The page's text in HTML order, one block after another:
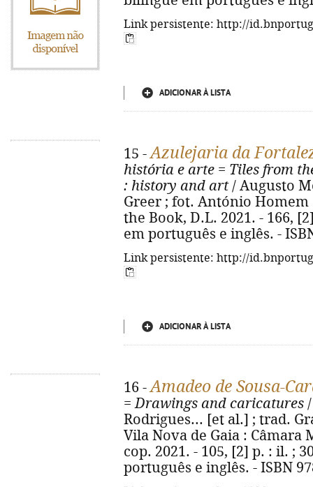
Link persistente: http://
ADICIONAR À LISTA
15 -Azulejaria da
história e arte = Tiles from
: history and art/ Augusto
Greer ; fot. António Homem
the Book, D.L. 2021. - 166,
em português e inglês. -
Link persistente: http://
ADICIONAR À LISTA
16 -Amadeo de Sousa-
=Drawings and caricatures
Rodrigues... [et al.] ; trad.
Vila Nova de Gaia : Câmara
cop. 2021. - 105, [2] p. : il. ;
português e inglês. - ISBN